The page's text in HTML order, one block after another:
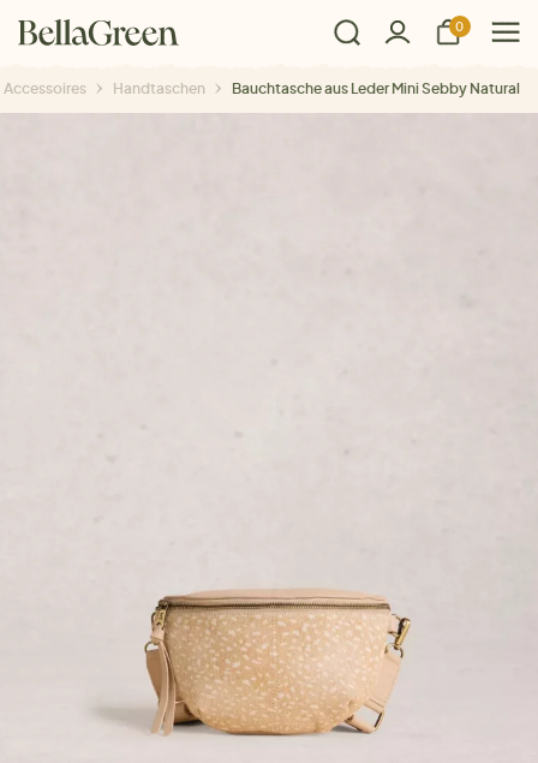
0
Accessoires Handtaschen Bauchtasche aus Leder Mini Sebby Natural